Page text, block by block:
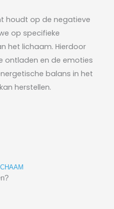
houdt op de negatieve
op specifieke
het lichaam. Hierdoor
ontladen en de emoties
balans in het
herstellen.